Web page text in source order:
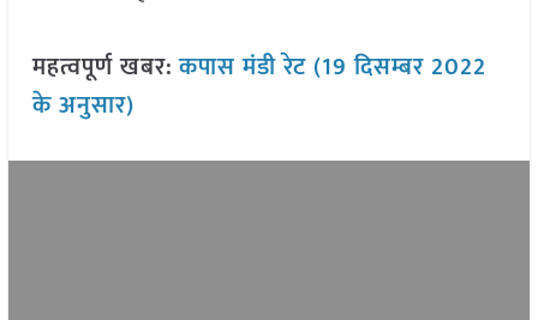
महत्वपूर्ण खबर:कपास मंडी रेट (19 दिसम्बर 2022
के अनुसार)